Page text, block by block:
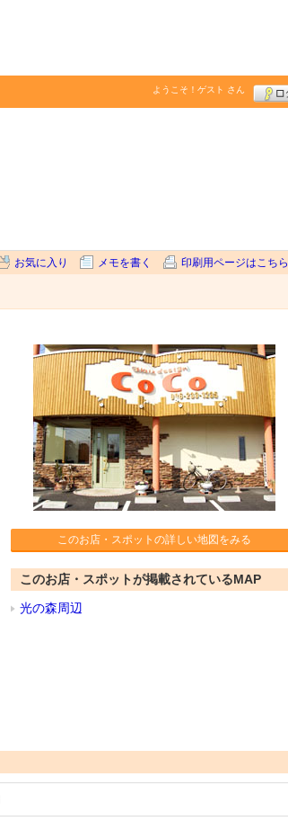
ようこそ！ ゲスト さん
お気に入り メモを書く 印刷用ページはこちら
このお店・スポットの詳しい地図をみる
このお店・スポットが掲載されているMAP
光の森周辺